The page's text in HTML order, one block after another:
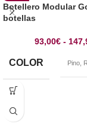
Botellero Modular
botellas
93,00€ -
COLOR Pino